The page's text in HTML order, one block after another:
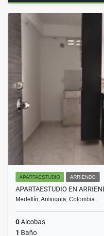
APARTAESTUDIO ARRIENDO
APARTAESTUDIO EN
Medellín, Antioquia, Colombia
0Alcobas
1 Baño